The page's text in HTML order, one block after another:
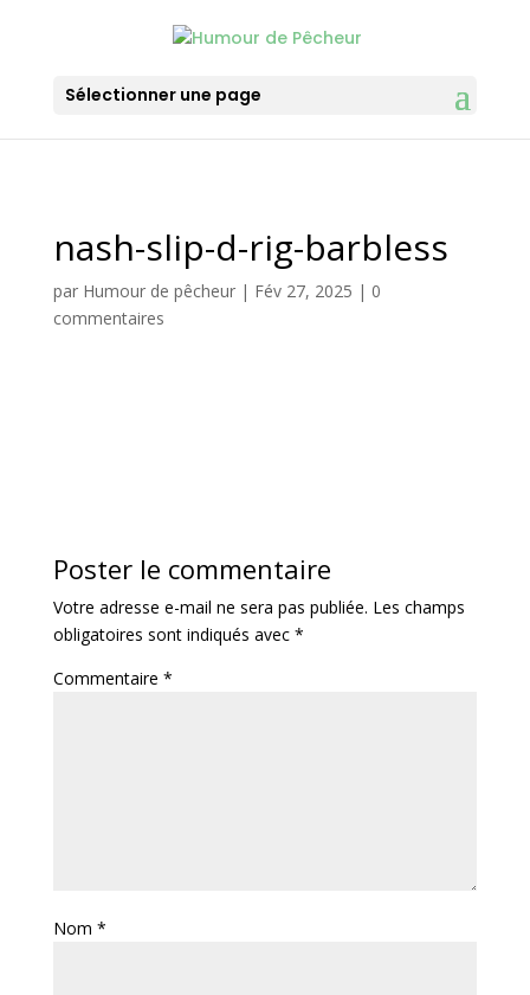
Sélectionner une page
nash-slip-d-rig-barbless
par Humour de pêcheur| Fév 27, 2025 | 0
commentaires
Poster le commentaire
Votre adresse e-mail ne sera pas publiée. Les champs
obligatoires sont indiqués avec *
Commentaire *
Nom *